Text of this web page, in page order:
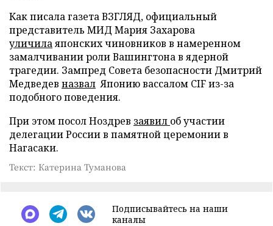
Как писала газета ВЗГЛЯД, официальный
представитель МИД Мария Захарова
уличилаяпонских чиновников в намеренном
замалчивании роли Вашингтона в ядерной
трагедии. Зампред Совета безопасности Дмитрий
Медведев назвал Японию вассалом CIF из-за
подобного поведения.
При этом посол Ноздрев заявил об участии
делегации России в памятной церемонии в
Нагасаки.
Текст: Катерина Туманова
Подписывайтесь на наши
каналы